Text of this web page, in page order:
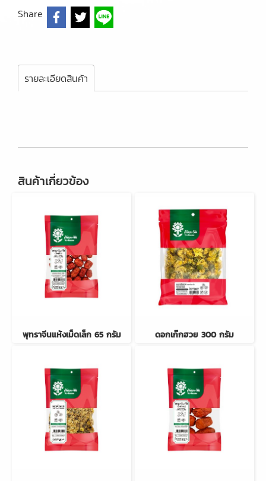
Share
รายละเอียดสินค้า
สินค้าเกี่ยวข้อง
พุทราจีนแห้งเม็ดเล็ก 65 กรัม ดอกเก๊กฮวย 300 กรัม